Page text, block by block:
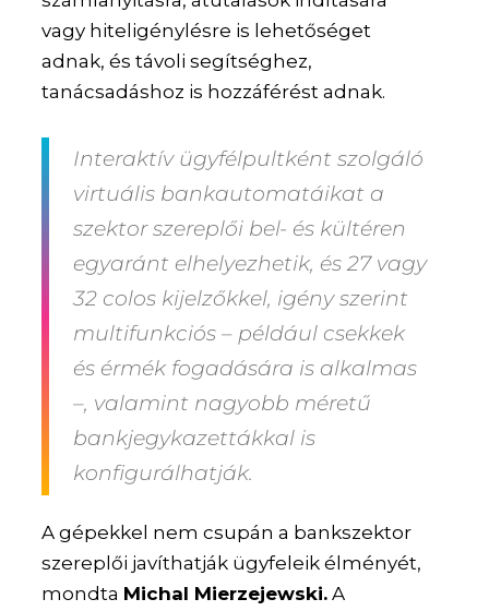
vagy hiteligénylésre is lehetőséget
adnak, és távoli segítséghez,
tanácsadáshoz is hozzáférést adnak.
Interaktív ügyfélpultként szolgáló
virtuális bankautomatáikat a
szektor szereplői bel- és kültéren
egyaránt elhelyezhetik, és 27 vagy
32 colos kijelzőkkel, igény szerint
multifunkciós – például csekkek
és érmék fogadására is alkalmas
–, valamint nagyobb méretű
bankjegykazettákkal is
konfigurálhatják.
A gépekkel nem csupán a bankszektor
szereplői javíthatják ügyfeleik élményét,
mondta Michal Mierzejewski. A